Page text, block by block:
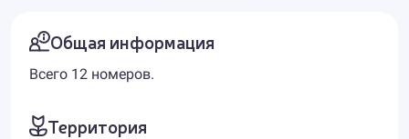
Общая информация
Всего 12 номеров.
Территория